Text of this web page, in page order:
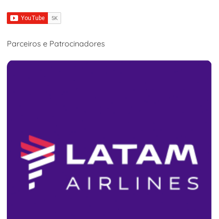
Parceiros e Patrocinadores